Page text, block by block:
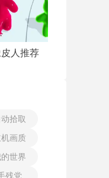
人推荐
动拾取
画质
世界
残党